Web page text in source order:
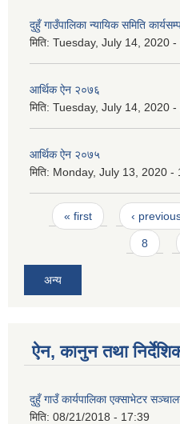
दुहुँ गाउँपालिका न्यायिक समिति
मिति: Tuesday, July 14, 2020 -
आर्थिक ऐन २०७६
मिति: Tuesday, July 14, 2020 -
आर्थिक ऐन २०७५
मिति: Monday, July 13, 2020 -
Pages
« first ‹
8
अन्य
ऐन, कानुन तथा
दुहुँ गाउँ कार्यपालिका एक्साभेटर
मिति: 08/21/2018 - 17:39